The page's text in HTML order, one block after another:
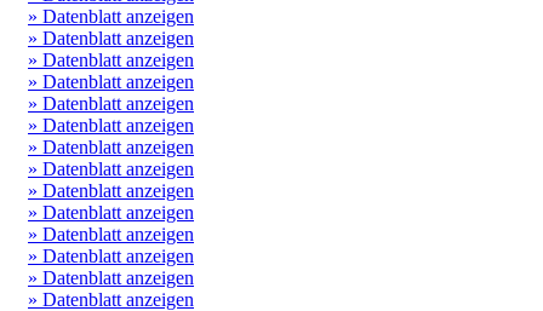
» Datenblatt anzeigen
» Datenblatt anzeigen
» Datenblatt anzeigen
» Datenblatt anzeigen
» Datenblatt anzeigen
» Datenblatt anzeigen
» Datenblatt anzeigen
» Datenblatt anzeigen
» Datenblatt anzeigen
» Datenblatt anzeigen
» Datenblatt anzeigen
» Datenblatt anzeigen
» Datenblatt anzeigen
» Datenblatt anzeigen